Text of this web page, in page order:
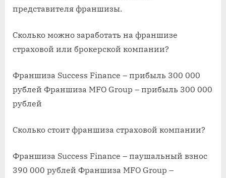
представителя франшизы.
Сколько можно заработать на франшизе
страховой или брокерской компании?
Франшиза Success Finance – прибыль 300 000
рублей Франшиза MFO Group – прибыль 300 000
рублей
Сколько стоит франшиза страховой компании?
Франшиза Success Finance – паушальный взнос
390 000 рублей Франшиза MFO Group –